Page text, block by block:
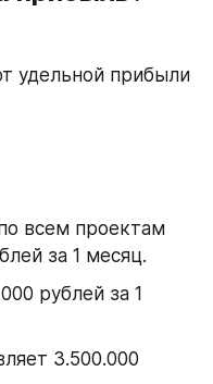
удельной прибыли
всем проектам
за 1 месяц.
рублей за 1
3.500.000